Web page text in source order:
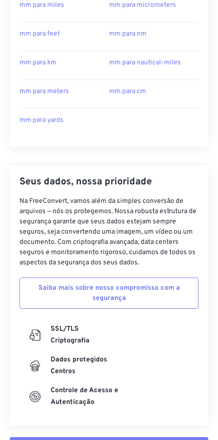
mm para miles mm para micrometers
mm para feet mm para nm
mm para km mm para nautical-miles
mm para meters mm para cm
mm para yards
Seus dados, nossa prioridade
Na FreeConvert, vamos além da simples conversão de
arquivos — nós os protegemos. Nossa robusta estrutura de
segurança garante que seus dados estejam sempre
seguros, seja convertendo uma imagem, um vídeo ou um
documento. Com criptografia avançada, data centers
seguros e monitoramento rigoroso, cuidamos de todos os
aspectos da segurança dos seus dados.
Saiba mais sobre nosso compromisso com a
segurança
SSL/TLS
Criptografia
Dados protegidos
Centros
Controle de Acesso e
Autenticação